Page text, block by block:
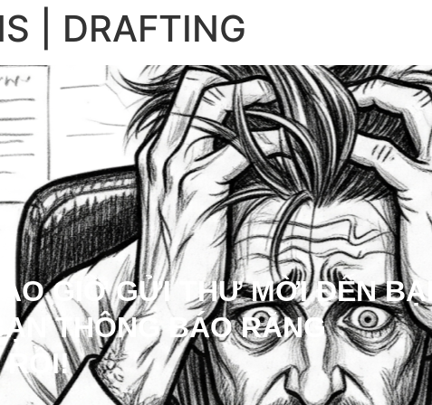
| DRAFTING
GIỜ GỬI THƯ MỜI ĐẾN BẠN
THÔNG BÁO RẰNG
RỒI!